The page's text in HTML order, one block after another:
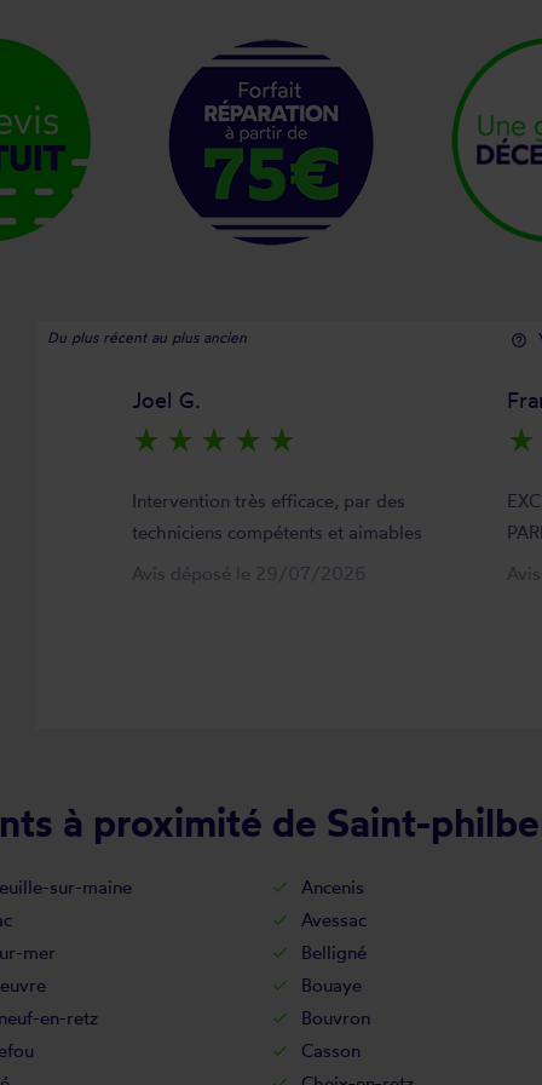
Du plus récent au plus ancien help_outline
Joel G.
star_rate star_rate star_rate star_rate star_rate
Intervention très efficace, par des
techniciens compétents et aimables
Avis déposé le 29/07/2026
star_rate
à proximité de Saint-
sur-maine
Ancenis
Avessac
mer
Belligné
Bouaye
en-retz
Bouvron
Casson